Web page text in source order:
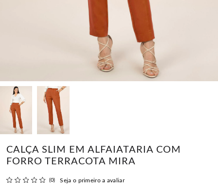
CALÇA SLIM EM ALFAIATARIA COM
FORRO TERRACOTA MIRA
(0) Seja o primeiro a avaliar